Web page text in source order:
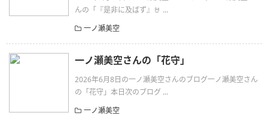
んの「『是非に及ばず』🤘 ...
一ノ瀬美空
一ノ瀬美空さんの「花守」
2026年6月8日の一ノ瀬美空さんのブログ一ノ瀬美空さん
の「花守」本日次のブログ ...
一ノ瀬美空